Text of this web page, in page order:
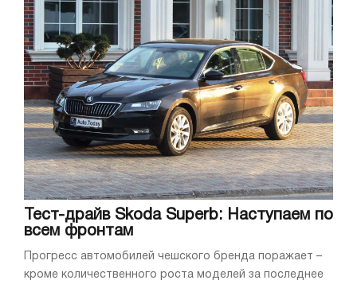
Тест-драйв Skoda Superb: Наступаем по
всем фронтам
Прогресс автомобилей чешского бренда поражает –
кроме количественного роста моделей за последнее